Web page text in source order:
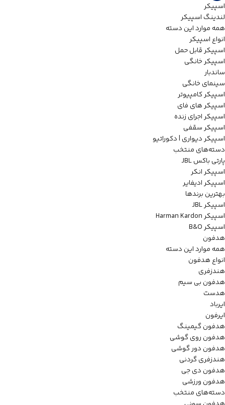
اسپیکر
لندینگ اسپیکر
همه موارد این دسته
انواع اسپیکر
اسپیکر قابل حمل
اسپیکر خانگی
ساندبار
سینمای خانگی
اسپیکر کامپیوتر
اسپیکر های فای
اسپیکر اجرای زنده
اسپیکر سقفی
اسپیکر دیواری | دکوراتیو
دسته‌های منتخب
پارتی باکس JBL
اسپیکر انکر
اسپیکر ادیفایر
بهترین برندها
اسپیکر JBL
اسپیکر Harman Kardon
اسپیکر B&O
هدفون
همه موارد این دسته
انواع هدفون
هندزفری
هدفون بی سیم
هدست
ایرباد
ایرفون
هدفون گیمینگ
هدفون روی گوشی
هدفون دور گوشی
هندزفری گردنی
هدفون دی جی
هدفون ورزشی
دسته‌های منتخب